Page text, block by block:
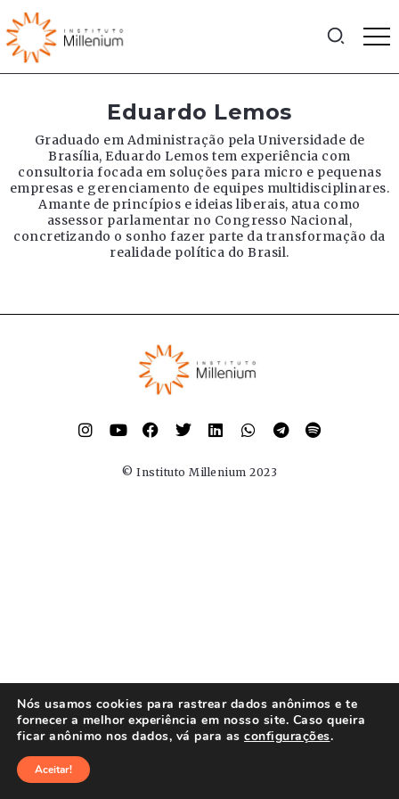
Eduardo Lemos
Graduado em Administração pela Universidade de
Brasília, Eduardo Lemos tem experiência com
consultoria focada em soluções para micro e pequenas
empresas e gerenciamento de equipes multidisciplinares.
Amante de princípios e ideias liberais, atua como
assessor parlamentar no Congresso Nacional,
concretizando o sonho fazer parte da transformação da
realidade política do Brasil.
© Instituto Millenium 2023
Nós usamos cookies para rastrear dados anônimos e te
fornecer a melhor experiência em nosso site. Caso queira
ficar anônimo nos dados, vá para as configurações.
Aceitar!